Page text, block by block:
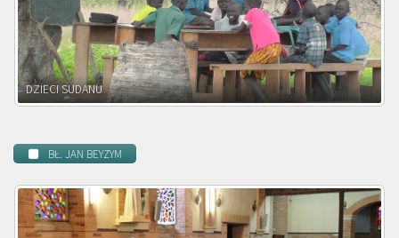
DZIECI ZAMBII
BŁ. JAN BEYZYM